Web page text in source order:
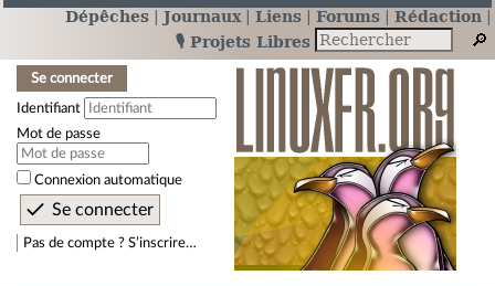
Dépêches Journaux Liens Forums
Rédaction
🎙️ Projets Libres
Se connecter
Identifiant
Mot de passe
Connexion automatique
Pas de compte ? S’inscrire…